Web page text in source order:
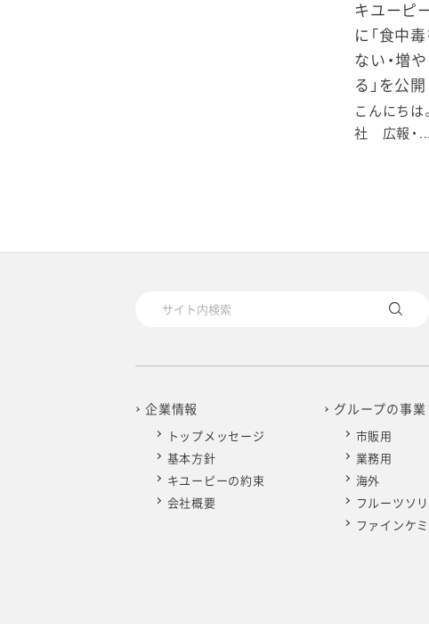
キユーピ
に「食中
ない・増
る」を公
こんにち
社 広報・...
企業情報
トップメッセージ
基本方針
キユーピーの約束
会社概要
グループの事業
市販用
業務用
海外
フルーツソ
ファインケ